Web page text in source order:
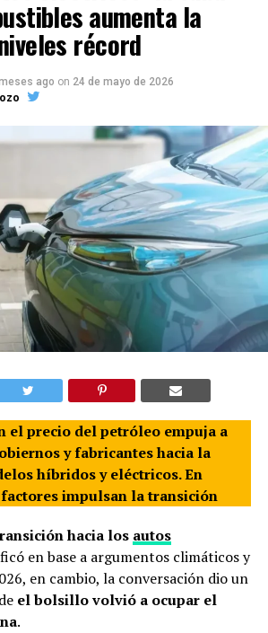
aumenta la
récord
ago on 24 de mayo de 2026
el precio del petróleo empuja a
y fabricantes hacia la
híbridos y eléctricos. En
impulsan la transición
hacia los autos
en base a argumentos climáticos y
en cambio, la conversación dio un
el bolsillo volvió a ocupar el
.